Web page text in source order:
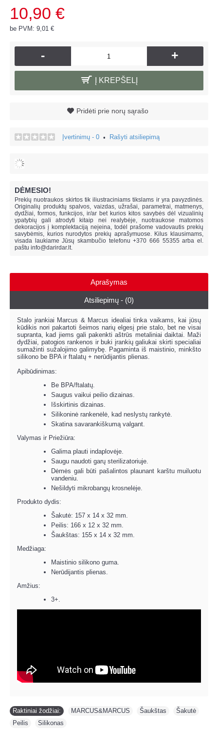
10,90 €
be PVM: 9,01 €
- +
Į KREPŠELĮ
Pridėti prie norų sąrašo
Įvertinimų - 0 • Rašyti atsiliepimą
DĖMESIO!
Prekių nuotraukos skirtos tik iliustraciniams tikslams ir yra pavyzdinės.
Originalių produktų spalvos, vaizdas, užrašai, parametrai, matmenys,
dydžiai, formos, funkcijos, ir/ar bet kurios kitos savybės dėl vizualinių
ypatybių gali atrodyti kitaip nei realybėje, nuotraukose matomos
dekoracijos į komplektaciją neįeina, todėl prašome vadovautis prekių
savybėmis, kurios nurodytos prekių aprašymuose. Kilus klausimams,
visada laukiame Jūsų skambučio telefonu +370 666 55355 arba el.
paštu info@darirdar.lt.
Aprašymas
Atsiliepimų - (0)
Stalo įrankiai Marcus & Marcus idealiai tinka vaikams, kai jūsų
kūdikis nori pakartoti šeimos narių elgesį prie stalo, bet ne visai
supranta, kad jiems gali pakenkti aštrūs metaliniai daiktai. Maži
dydžiai, patogios rankenos ir buki įrankių galiukai skirti specialiai
sumažinti sužalojimo galimybę. Pagaminta iš maistinio, minkšto
silikono be BPA ir ftalatų + nerūdijantis plienas.
Apibūdinimas:
Be BPA/ftalatų.
Saugus vaikui peilio dizainas.
Išskirtinis dizainas.
Silikoninė rankenėlė, kad neslystų rankytė.
Skatina savarankiškumą valgant.
Valymas ir Priežiūra:
Galima plauti indaplovėje.
Saugu naudoti garų sterilizatoriuje.
Dėmės gali būti pašalintos plaunant karštu muiluotu
vandeniu.
Nešildyti mikrobangų krosnelėje.
Produkto dydis:
Šakutė: 157 x 14 x 32 mm.
Peilis: 166 x 12 x 32 mm.
Šaukštas: 155 x 14 x 32 mm.
Medžiaga:
Maistinio silikono guma.
Nerūdijantis plienas.
Amžius:
3+.
Raktiniai žodžiai: MARCUS&MARCUS Šaukštas Šakutė
Peilis
Silikonas